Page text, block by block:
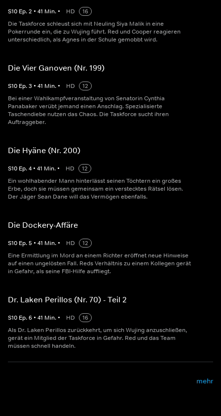
S10 Ep.2 • 41 Min. • HD
16
Die Taskforce schleust sich mit Neuling Siya Malik in eine
Pokerrunde ein, die zu Wujing führt. Red und Cooper reagieren
unterschiedlich, als Agnes in der Schule gemobbt wird.
Die Vier Ganoven (Nr. 199)
S10 Ep.3 • 41 Min. • HD
12
Bei einer Wahlkampfveranstaltung von Senatorin Cynthia
Panabaker verübt jemand einen Anschlag. Spezialisierte
Taschendiebe nutzen das Chaos. Die Taskforce sucht ihren
Auftraggeber.
Die Hyäne (Nr. 200)
S10 Ep.4 • 41 Min. • HD
12
Ein wohlhabender Mann hinterlässt seinen Töchtern ein großes
Erbe, doch sie müssen gemeinsam ein verstecktes Rätsel lösen.
Der Jäger Sean Dane will das Vermögen ebenfalls.
Die Dockery-Affäre
S10 Ep.5 • 41 Min. • HD
12
Eine Ermittlung im Mord an einem Richter eröffnet neue Hinweise
auf einen ungelösten Fall. Reds Verhältnis zu einem Kollegen gerät
in Gefahr, als seine FBI-Hilfe auffliegt.
Dr. Laken Perillos (Nr. 70) - Teil 2
S10 Ep.6 • 41 Min. • HD
16
Als Dr. Laken Perillos zurückkehrt, um sich Wujing anzuschließen,
gerät ein Mitglied der Taskforce in Gefahr. Red und das Team
müssen schnell handeln.
mehr